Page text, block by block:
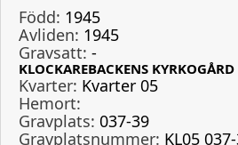
Född: 1945
Avliden: 1945
Gravsatt: -
KLOCKAREBACKENS KYRKOGÅRD
Kvarter: Kvarter 05
Hemort:
Gravplats: 037-39
Gravplatsnummer: KL05